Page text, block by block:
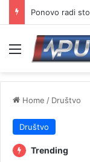
Menu
Home / Društvo
Društvo
Trending